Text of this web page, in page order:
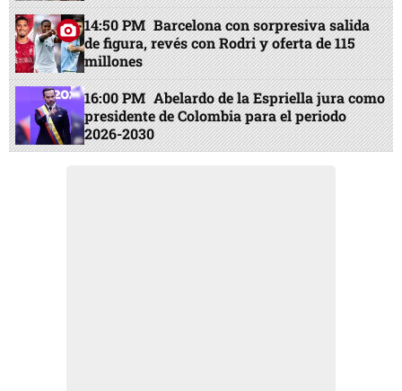
14:50 PM Barcelona con sorpresiva salida
de figura, revés con Rodri y oferta de 115
millones
16:00 PM Abelardo de la Espriella jura como
presidente de Colombia para el periodo
2026-2030